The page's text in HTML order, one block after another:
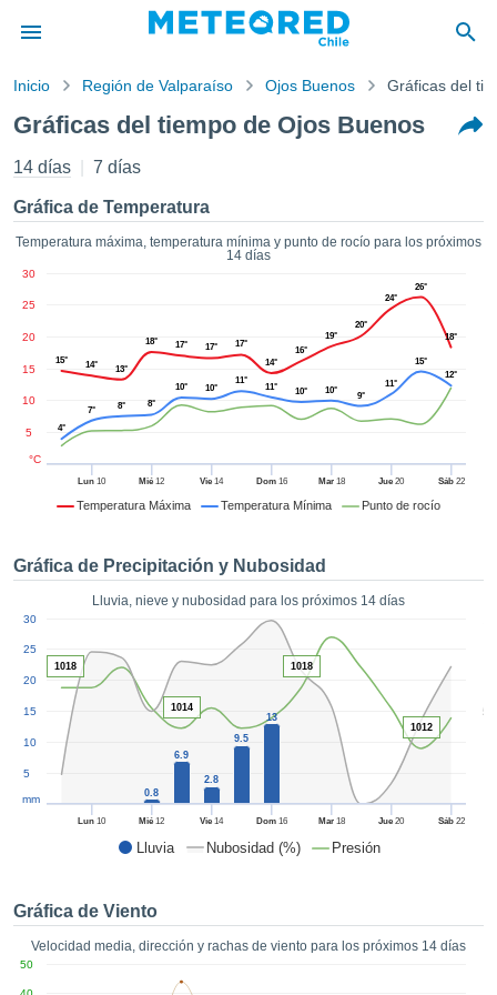
de
por
para
que la
que se
a este
las
y
digital
basada
nuestra
sin coste.
botón
la
de todas
así como
un perfil
para
CONTINUAR
CONFIGURACIÓN
Inicio Región de Valparaíso Ojos Buenos Gráficas del
Gráficas del tiempo de Ojos Buenos
14 días 7 días
Gráfica de Temperatura
Temperatura máxima, temperatura mínima y punto de rocío para los próximos
14 días
Temperatura Máxima Temperatura Mínima Punto de rocío
Lun 10 Mié 12 Vie 14 Dom16 Mar18 Jue 20 Sáb22
5
10
15
20
25
30
°C
15° 14° 13°
18° 17° 17°
17°
14°
16°
19°
20°
24°
26°
18°
4°
7° 8° 8°
10° 10°
11°
11° 10° 10°
9°
11°
15°
12°
Gráfica de Precipitación y Nubosidad
Lluvia, nieve y nubosidad para los próximos 14 días
Lluvia Nubosidad (%) Presión
50
Lun 10 Mié 12 Vie 14 Dom16 Mar18 Jue 20 Sáb22
5
10
15
20
25
30
mm 0.8
6.9
2.8
9.5
13
1018
1014
1018
1012
Gráfica de Viento
Velocidad media, dirección y rachas de viento para los próximos 14 días
50